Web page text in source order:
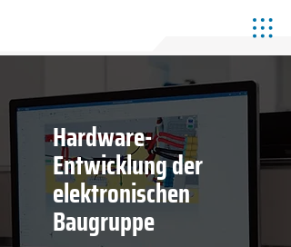
Hardware-
Entwicklung der
elektronischen
Baugruppe